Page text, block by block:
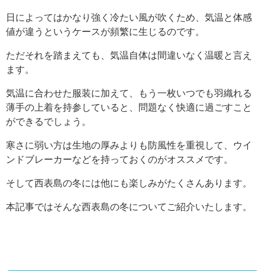
日によってはかなり強く冷たい風が吹くため、気温と体感
値が違うというケースが頻繁に生じるのです。
ただそれを踏まえても、気温自体は間違いなく温暖と言え
ます。
気温に合わせた服装に加えて、もう一枚いつでも羽織れる
薄手の上着を持参していると、問題なく快適に過ごすこと
ができるでしょう。
寒さに弱い方は生地の厚みよりも防風性を重視して、ウイ
ンドブレーカーなどを持っておくのがオススメです。
そして西表島の冬には他にも楽しみがたくさんあります。
本記事ではそんな西表島の冬についてご紹介いたします。